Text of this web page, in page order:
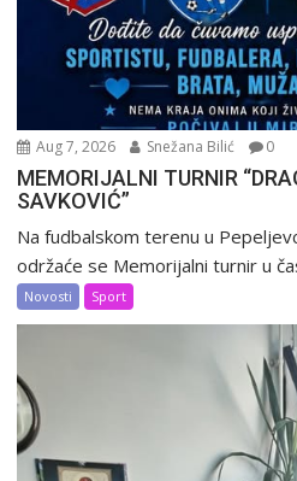
Aug 7, 2026 Snežana Bilić 0
MEMORIJALNI TURNIR
SAVKOVIĆ”
Na fudbalskom terenu u
održaće se Memorijalni turnir u
Novosti Sport